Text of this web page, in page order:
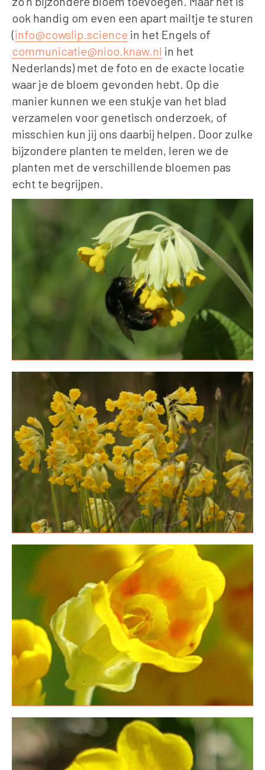
ook handig om even een apart mailtje te sturen
(info@cowslip.science in het Engels of
communicatie@nioo.knaw.nl in het
Nederlands) met de foto en de exacte locatie
waar je de bloem gevonden hebt. Op die
manier kunnen we een stukje van het blad
verzamelen voor genetisch onderzoek, of
misschien kun jij ons daarbij helpen. Door zulke
bijzondere planten te melden, leren we de
planten met de verschillende bloemen pas
echt te begrijpen.